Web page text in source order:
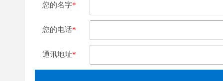
您的名字*
您的电话*
通讯地址*